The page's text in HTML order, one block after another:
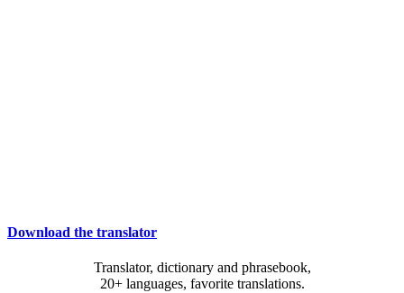
Download the translator
Translator, dictionary and phrasebook,
20+ languages, favorite translations.